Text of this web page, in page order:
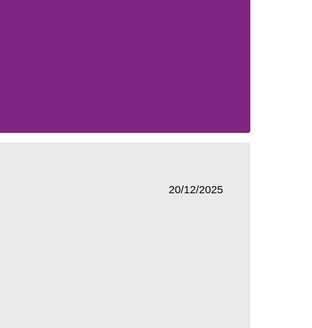
20/12/2025